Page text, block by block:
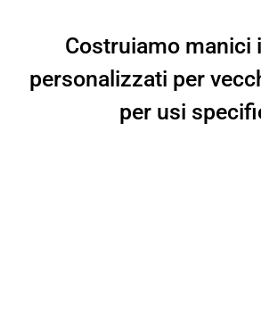
Costruiamo manici
personalizzati per
per usi